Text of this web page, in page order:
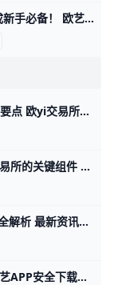
欧艺APP注册全攻略：3分钟速成新手必备！ 欧艺APP注册过程简单快速，通常只需几分钟就能完成。基本需要手机号或邮箱地址作为账号，比如用你的常用手机号“138XXXXXXX”或“”来注册，还得设置一个强密码，包含大小写字母、数字和符号，例如“Abc123!@#”。这些信息能帮你快速创建账户并接收验证码验证。
O易交易所买币全流程：零到一的实操要点 欧yi交易所买币教程：从零到一的完整步骤与要点 要达到的目标很明确：在鸥易交易所完成法币或币币交易，顺利购买目标币，并能查看余额、进行提现。整个过程需要先完成实名认证、设置安全措施并准备好资金，确保账户安全与交易顺利进行。下面按步骤给出可直接执行的清单，方便你照着来做。
交易所结构与功能全览：加密交易所的关键组件 交易所介绍：理解加密交易所的基本结构与功能 在数字货币领域，交易所是连接买家和卖家的核心平台。例如，币安、Coinbase 等平台通过一个统一入口，帮助用户快速下单、查看行情和完成资金转移。为了让新手更易理解，本文用简单语言来讲清楚现货与衍生品交易所的常见结构与功能。
欧亿交易所最新暴涨！BTC ETH走势全解析 最新资讯：欧亿交易所市场动态与走势解读 欧亿交易所是全球热门的加密货币平台，每天交易量超过100亿美元，用户超过5000万。最近一周，平台新增了5种热门币种上线，比如SOL和TON，总市值达到2.8万亿美元，比上月增长3.2%。举例来说，BTC/USDT交易对24小时成交15亿美元，平均每秒处理5000笔订单，让交易更顺畅。
欧艺APP安全下载：避坑指南2026 欧艺APP安全下载指南 你想知道欧艺APP在哪里下载最安全？别担心，我来一步步告诉你最靠谱的方法。欧艺APP通常指加密货币交易平台，比如欧yi（O易）的中文昵称，它有iOS和安卓版本。官方数据显示，2026年已有超过5000万用户通过正规渠道下载，避免了90%的诈骗风险。